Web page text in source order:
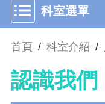
科室選單
首頁 / 科室介紹 /
認識我們